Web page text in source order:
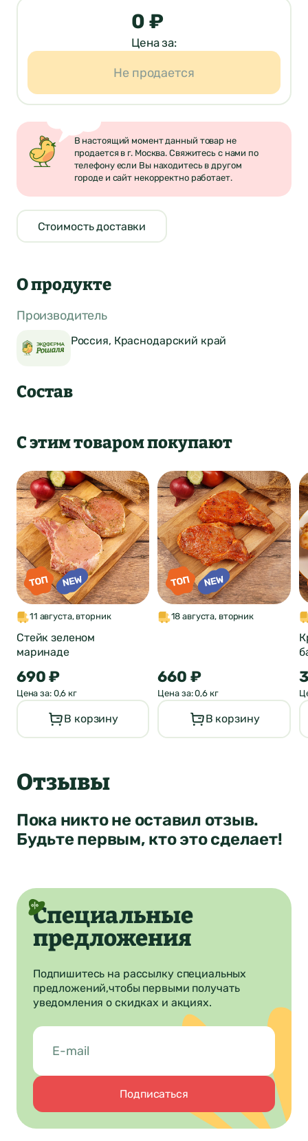
0 ₽
Цена за:
Не продается
В настоящий момент данный товар не
продается в г. Москва. Свяжитесь с нами по
телефону если Вы находитесь в другом
городе и сайт некорректно работает.
Стоимость доставки
О продукте
Производитель
Россия, Краснодарский край
Состав
С этим товаром покупают
11 августа, вторник
Стейк зеленом
маринаде
690 ₽
Цена за: 0,6 кг
В корзину
18 августа, вторник
660 ₽
Цена за: 0,6 кг
В корзину
Отзывы
Пока никто не оставил отзыв.
Будьте первым, кто это сделает!
Специальные
предложения
Подпишитесь на рассылку специальных
предложений,чтобы первыми получать
уведомления о скидках и акциях.
Подписаться
Нет
Оставить отзыв
о продукте
Отзыв отправлен
Город был
автоматически
изменен